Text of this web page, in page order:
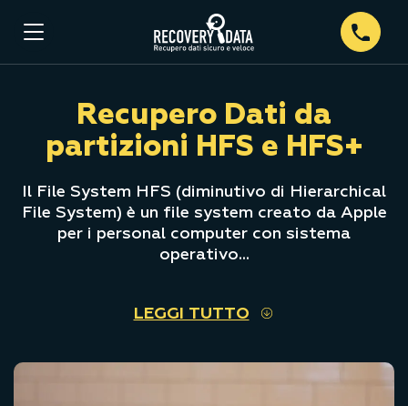
Recupero Dati da
partizioni HFS e HFS+
Il File System HFS (diminutivo di Hierarchical
File System) è un file system creato da Apple
per i personal computer con sistema
operativo...
LEGGI TUTTO